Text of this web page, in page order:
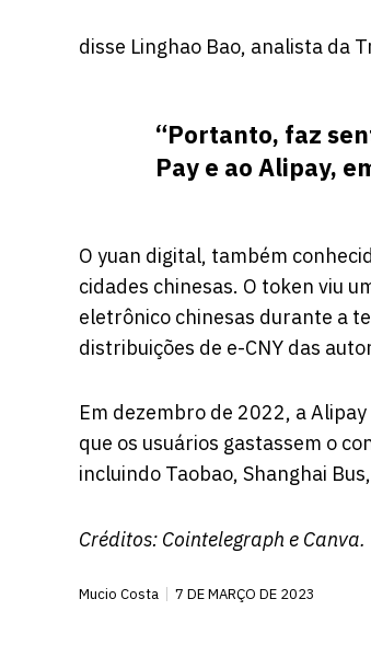
disse Linghao Bao, analista da
“Portanto, faz
Pay e ao Alipay,
O yuan digital, também
cidades chinesas. O token viu
eletrônico chinesas durante a
distribuições de e-CNY das
Em dezembro de 2022, a Alipay
que os usuários gastassem o
incluindo Taobao, Shanghai
Créditos: Cointelegraph e Canva.
Mucio Costa 7 DE MARÇO DE 2023